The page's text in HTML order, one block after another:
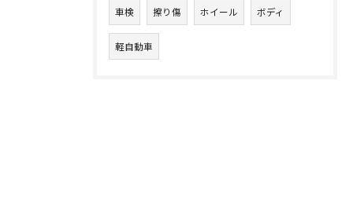
車検 擦り傷 ホイール ボディ
軽自動車